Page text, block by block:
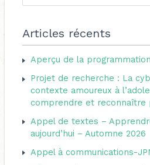
c
h
e
r
Articles récents
Aperçu de la
Projet de recherche : La
contexte amoureux à
comprendre et reconnaître
Appel de textes –
aujourd’hui – Automne 2026
Appel à communications-
g
s